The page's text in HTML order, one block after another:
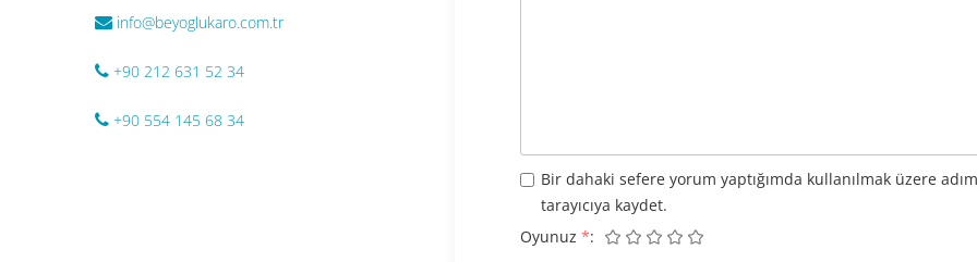
Oyunuz *
Bir dahaki sefere yorum yaptığımda kullanılmak üzere
tarayıcıya kaydet.
info@beyoglukaro.com.tr
+90 212 631 52 34
+90 554 145 68 34